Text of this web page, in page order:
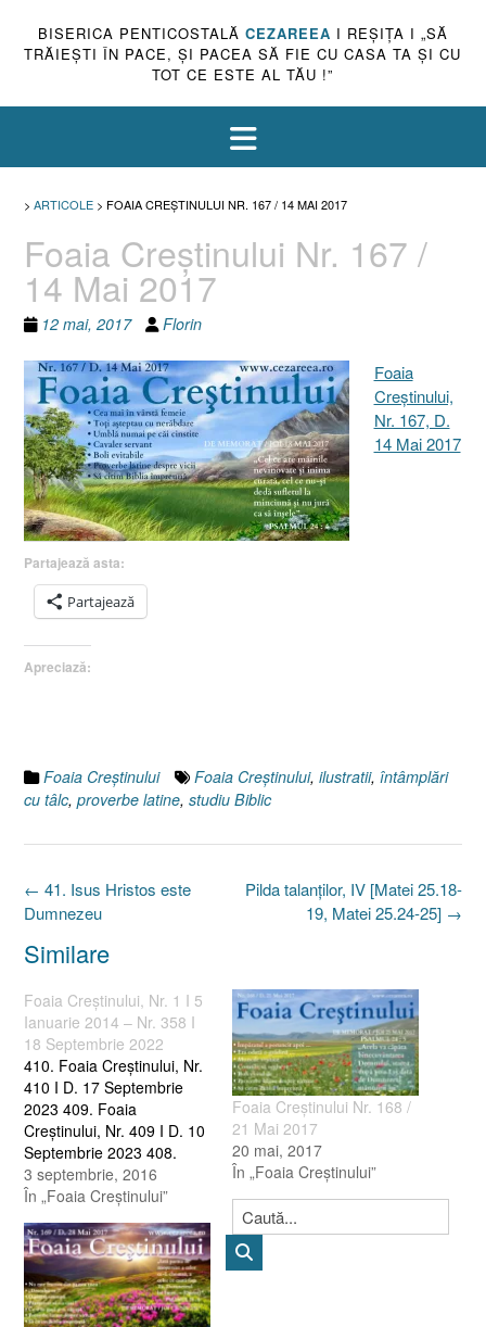
BISERICA PENTICOSTALĂ CEZAREEA I REŞIŢA I „SĂ
TRĂIEŞTI ÎN PACE, ŞI PACEA SĂ FIE CU CASA TA ŞI CU
TOT CE ESTE AL TĂU !”
> ARTICOLE > FOAIA CREŞTINULUI NR. 167 / 14 MAI 2017
Foaia Creştinului Nr. 167 /
14 Mai 2017
12 mai, 2017 Florin
Foaia
Creştinului,
Nr. 167, D.
14 Mai 2017
Partajează asta:
Partajează
Apreciază:
Foaia Creştinului Foaia Creştinului, ilustratii, întâmplări
cu tâlc, proverbe latine, studiu Biblic
Post
navigation
Pilda talanţilor, IV [Matei 25.18-
19, Matei 25.24-25] →
← 41. Isus Hristos este
Dumnezeu
Similare
Foaia Creştinului, Nr. 1 I 5
Ianuarie 2014 – Nr. 358 I
18 Septembrie 2022
410. Foaia Creştinului, Nr.
410 I D. 17 Septembrie
2023 409. Foaia
Creştinului, Nr. 409 I D. 10
Septembrie 2023 408.
Foaia Creştinului, Nr. 408 I
D. 3 Septembrie 2023 407.
D. 27 August 2023 406.
Foaia Creştinului, Nr. 406 I
D. 20 August 2023…
3 septembrie, 2016
În „Foaia Creştinului”
Foaia Creştinului Nr. 168 /
21 Mai 2017
20 mai, 2017
În „Foaia Creştinului”